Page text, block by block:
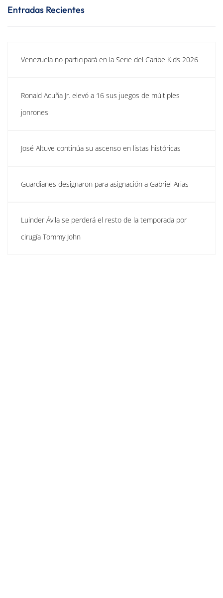
Entradas Recientes
Venezuela no participará en la Serie del Caribe Kids 2026
Ronald Acuña Jr. elevó a 16 sus juegos de múltiples
jonrones
José Altuve continúa su ascenso en listas históricas
Guardianes designaron para asignación a Gabriel Arias
Luinder Ávila se perderá el resto de la temporada por
cirugía Tommy John